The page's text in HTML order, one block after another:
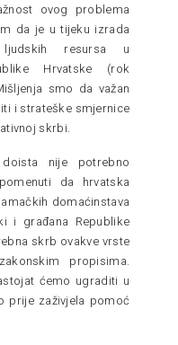
ovog problema
da je u tijeku izrada
resursa u
Hrvatske (rok
smo da važan
i strateške smjernice
skrbi.
nije potrebno
da hrvatska
domaćinstava
i građana Republike
skrb ovakve vrste
propisima.
ćemo ugraditi u
prije zaživjela pomoć